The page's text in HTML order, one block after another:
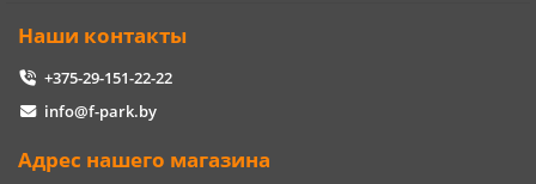
Наши контакты
+375-29-151-22-22
info@f-park.by
Адрес нашего магазина